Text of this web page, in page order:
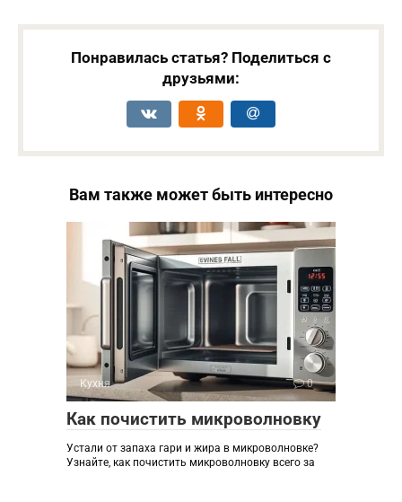
Понравилась статья? Поделиться с
друзьями:
Вам также может быть интересно
Кухня 0
Как почистить микроволновку
Устали от запаха гари и жира в микроволновке?
Узнайте, как почистить микроволновку всего за